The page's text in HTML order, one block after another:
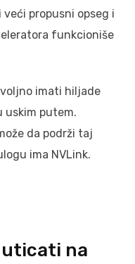
propusni opseg i
funkcioniše
imati hiljade
uskim putem.
da podrži taj
ima NVLink.
uticati na